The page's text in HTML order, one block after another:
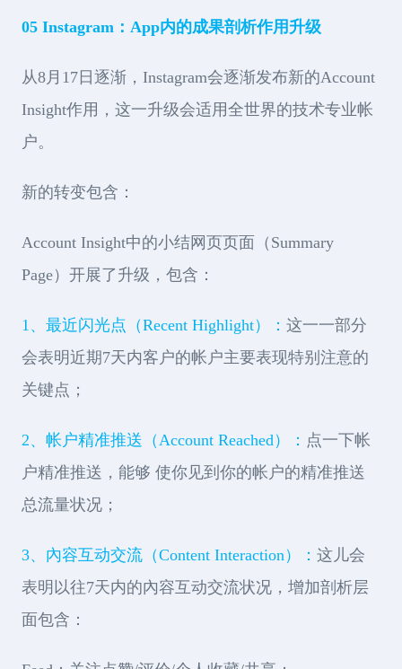
05 Instagram：App内的成果剖析作用升级
从8月17日逐渐，Instagram会逐渐发布新的Account
Insight作用，这一升级会适用全世界的技术专业帐
户。
新的转变包含：
Account Insight中的小结网页页面（Summary
Page）开展了升级，包含：
1、最近闪光点（Recent Highlight）： 这一一部分
会表明近期7天内客户的帐户主要表现特别注意的
关键点；
2、帐户精准推送（Account Reached）： 点一下帐
户精准推送，能够 使你见到你的帐户的精准推送
总流量状况；
3、內容互动交流（Content Interaction）： 这儿会
表明以往7天内的內容互动交流状况，增加剖析层
面包含：